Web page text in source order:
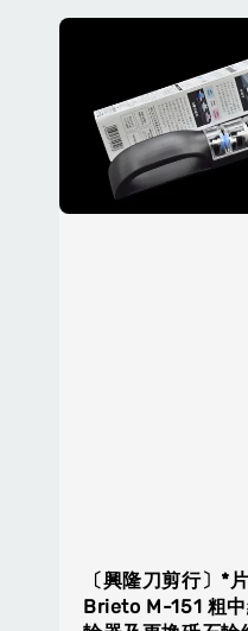
〔興隆刀剪行〕*
Brieto M-151 粗